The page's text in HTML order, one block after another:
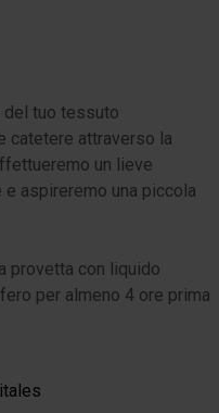
del tuo tessuto
catetere attraverso la
un lieve
aspireremo una piccola
provetta con liquido
per almeno 4 ore prima